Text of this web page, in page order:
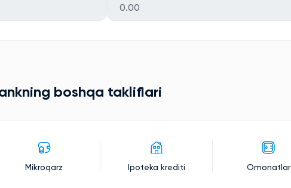
0.00
boshqa takliflari
Mikroqarz Ipoteka krediti Omonatlar